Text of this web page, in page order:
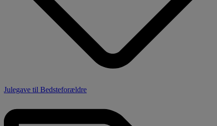
Julegave til Bedsteforældre